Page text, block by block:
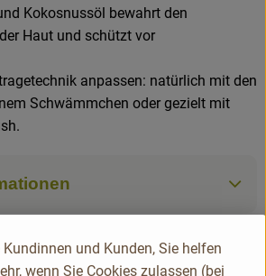
Kokosnussöl bewahrt den
Haut und schützt vor
anpassen: natürlich mit den
Schwämmchen oder gezielt mit
Kundinnen und Kunden, Sie helfen
wenn Sie Cookies zulassen (bei